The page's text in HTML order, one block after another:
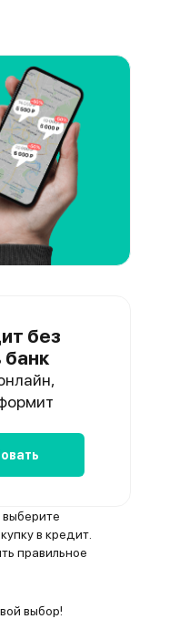
без
банк
выберите
в кредит.
правильное
выбор!